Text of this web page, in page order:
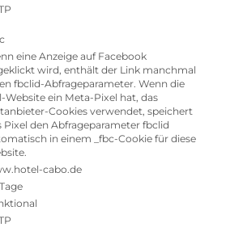
eine Anzeige auf Facebook
wird, enthält der Link manchmal
fbclid-Abfrageparameter. Wenn die
Website ein Meta-Pixel hat, das
Cookies verwendet, speichert
Pixel den Abfrageparameter fbclid
in einem _fbc-Cookie für diese
cabo.de